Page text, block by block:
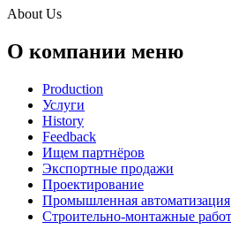
About Us
О компании меню
Production
Услуги
History
Feedback
Ищем партнёров
Экспортные продажи
Проектирование
Промышленная автоматизация
Строительно-монтажные